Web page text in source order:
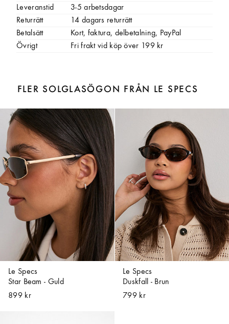
Leveranstid
3-5 arbetsdagar
Returrätt
14 dagars returrätt
Betalsätt
Kort, faktura, delbetalning, PayPal
Övrigt
Fri frakt vid köp över 199 kr
FLER SOLGLASÖGON FRÅN LE SPECS
Le Specs
Star Beam - Guld
899 kr
Le Specs
Duskfall - Brun
799 kr